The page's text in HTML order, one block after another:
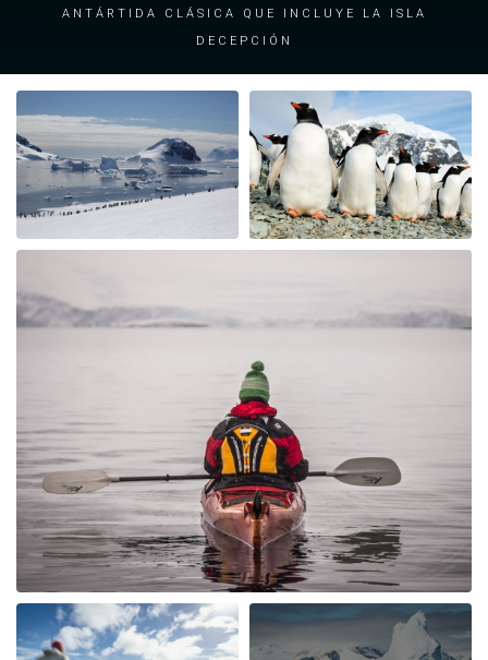
Antártida clásica que incluye la isla
Decepción